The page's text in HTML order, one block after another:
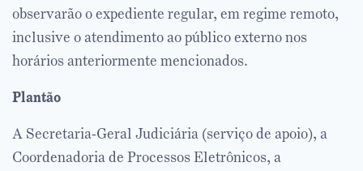
observarão o expediente regular, em regime remoto,
inclusive o atendimento ao público externo nos
horários anteriormente mencionados.
Plantão
A Secretaria-Geral Judiciária (serviço de apoio), a
Coordenadoria de Processos Eletrônicos, a